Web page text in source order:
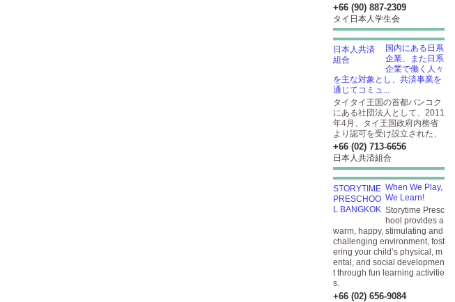
+66 (90) 887-2309
タイ日本人学生会
国内にある日系
企業、また日系
企業で働く人々
を主な対象とし、共済事業を
通じてコミュ...
タイタイ王国の首都バンコク
にある社団法人として、2011
年4月、タイ王国政府内務省
より認可を受け設立された、
+66 (02) 713-6656
日本人共済組合
When We Play,
We Learn!
Storytime Presc
hool provides a
warm, happy, stimulating and
challenging environment, fost
ering your child’s physical, m
ental, and social developmen
t through fun learning activitie
s.
+66 (02) 656-9084